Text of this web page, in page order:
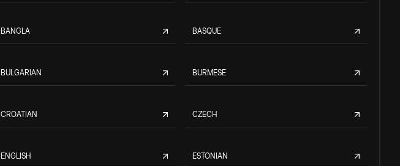
BANGLA BASQUE
BULGARIAN BURMESE
CROATIAN CZECH
ENGLISH ESTONIAN